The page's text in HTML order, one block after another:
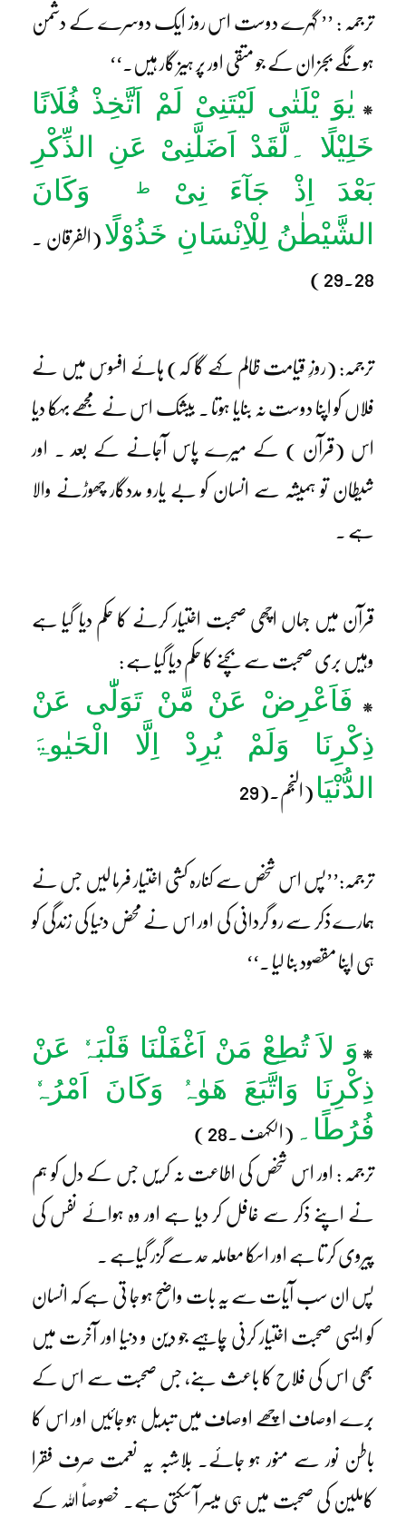
ترجمہ : ’’ گہرے دوست اس روز ایک دوسرے کے دشمن
ہو نگے بجز ان کے جو متقی اور پر ہیز گار ہیں۔‘‘
* یٰوَ یْلَتٰی لَیْتَنِیْ لَمْ اَتَّخِذْ فُلَانًا
خَلِیْلًا ۔لَّقَدْ اَضَلَّنِیْ عَنِ الذِّکْرِ
بَعْدَ اِذْ جَآءَ نِیْ
ط
وَکَانَ
الشَّیْطٰنُ لِلْاِنْسَانِ خَذُوْلًا (الفرقان ۔
28۔29 )
ترجمہ: (روزِ قیامت ظالم کہے گا کہ) ہائے افسوس میں نے
فلاں کو اپنا دوست نہ بنایا ہوتا ۔ بیشک اس نے مجھے بہکا دیا
اس (قرآن ) کے میرے پاس آجانے کے بعد ۔ اور
شیطان تو ہمیشہ سے انسان کو بے یارو مددگار چھوڑنے والا
ہے ۔
قرآن میں جہاں اچھی صحبت اختیار کرنے کا حکم دیا گیا ہے
وہیں بری صحبت سے بچنے کا حکم دیا گیا ہے :
*
فَاَعْرِضْ عَنْ مَّنْ تَوَلّٰی عَنْ
ذِکْرِنَا وَلَمْ یُرِدْ اِلَّا الْحَیٰوۃَ
الدُّنْیَا (النجم۔(29
ترجمہ:’’پس اس شخص سے کنارہ کشی اختیار فرما لیں جس نے
ہمارے ذکر سے رو گردانی کی اور اس نے محض دنیا کی زندگی کو
ہی اپنا مقصود بنا لیا ۔‘‘
* وَ لاَ تُطِعْ مَنْ اَغْفَلْنَا قَلْبَہٗ عَنْ
ذِکْرِنَا وَاتَّبَعَ ھَوٰہُ وَکَانَ اَمْرُہٗ
فُرُطًا۔ (الکہف ۔28 )
ترجمہ : اور اس شخص کی اطاعت نہ کریں جس کے دل کو ہم
نے اپنے ذکر سے غافل کر دیا ہے اور وہ ہوائے نفس کی
پیروی کر تا ہے اور اسکا معاملہ حد سے گزر گیاہے ۔
پس ان سب آیات سے یہ بات واضح ہو جا تی ہے کہ انسان
کو ایسی صحبت اختیار کرنی چاہیے جو دین و دنیا اور آخرت میں
بھی اس کی فلاح کا باعث بنے، جس صحبت سے اس کے
بُرے اوصاف اچھے اوصاف میں تبدیل ہو جائیں اور اس کا
باطن نور سے منور ہو جائے۔ بلاشبہ یہ نعمت صرف فقرا
کاملین کی صحبت میں ہی میسر آ سکتی ہے۔ خصوصاً اللہ کے